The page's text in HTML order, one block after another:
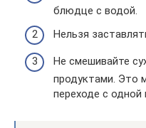
блюдце с водой.
Нельзя
Не смешивайте
продуктами. Это
переходе с одной